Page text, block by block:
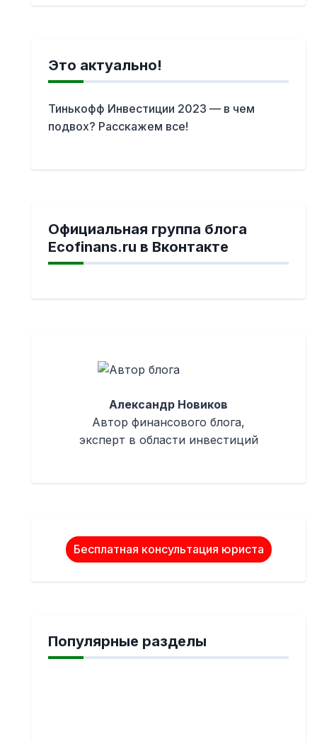
Это актуально!
Тинькофф Инвестиции 2023 — в чем
подвох? Расскажем все!
Официальная группа блога
Ecofinans.ru в Вконтакте
Александр Новиков
Автор финансового блога,
эксперт в области инвестиций
Бесплатная консультация юриста
Популярные разделы